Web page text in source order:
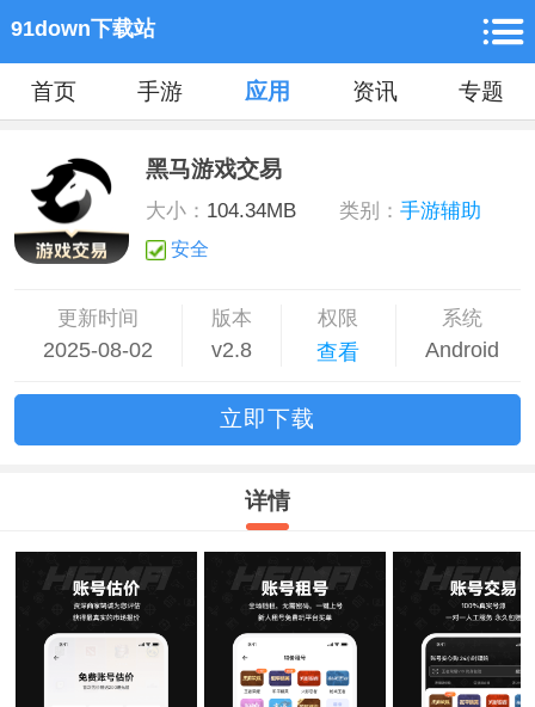
91down下载站
首页 手游 应用 资讯 专题
黑马游戏交易
大小： 104.34MB 类别： 手游辅助
安全
更新时间
2025-08-02
版本
v2.8
权限
查看
系统
Android
立即下载
详情